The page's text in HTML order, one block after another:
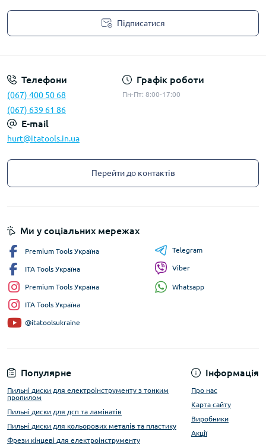
Підписатися
Телефони
(067) 400 50 68
(067) 639 61 86
Графік роботи
Пн-Пт: 8:00-17:00
E-mail
hurt@itatools.in.ua
Перейти до контактів
Популярне
Пильні диски для електроінструменту з тонким
пропилом
Пильні диски для дсп та ламінатів
Пильні диски для кольорових металів та пластику
Фрези кінцеві для електроінструменту
Інформація
Про нас
Карта сайту
Виробники
Акції
Ми у соціальних мережах
Premium Tools Україна
ITA Tools Україна
Premium Tools Україна
ITA Tools Україна
@itatoolsukraine
Telegram
Viber
Whatsapp